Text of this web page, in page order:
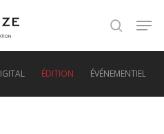
search
ÉDITION ÉVÉNEMENTIEL